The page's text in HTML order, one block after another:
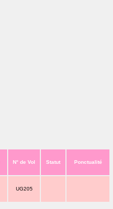
N° de Vol Statut Ponctualité
UG205